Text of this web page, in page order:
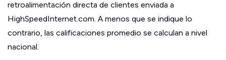
retroalimentación directa de clientes enviada a
HighSpeedInternet.com. A menos que se indique lo
contrario, las calificaciones promedio se calculan a nivel
nacional.